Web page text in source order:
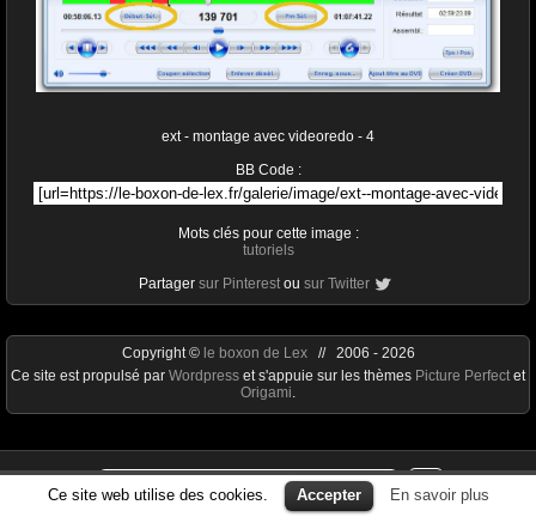
ext - montage avec videoredo - 4
BB Code :
Mots clés pour cette image :
tutoriels
Partager sur Pinterest ou sur Twitter
Ce site web utilise des cookies. Accepter En savoir plus
Copyright © le boxon de Lex// 2006 - 2026
Ce site est propulsé par Wordpress et s'appuie sur les thèmes Picture Perfect et
Origami.